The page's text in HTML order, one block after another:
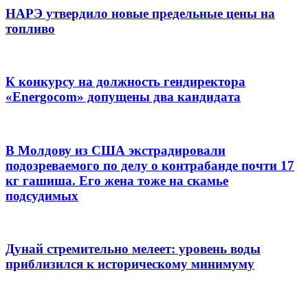
НАРЭ утвердило новые предельные цены на
топливо
К конкурсу на должность гендиректора
«Energocom» допущены два кандидата
В Молдову из США экстрадировали
подозреваемого по делу о контрабанде почти 17
кг гашиша. Его жена тоже на скамье
подсудимых
Дунай стремительно мелеет: уровень воды
приблизился к историческому минимуму